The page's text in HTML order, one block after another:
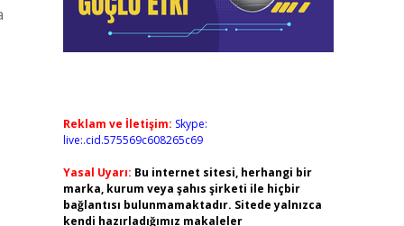
Reklam ve İletişim: Skype:
live:.cid.575569c608265c69
Yasal Uyarı: Bu internet sitesi, herhangi bir
marka, kurum veya şahıs şirketi ile hiçbir
bağlantısı bulunmamaktadır. Sitede yalnızca
kendi hazırladığımız makaleler